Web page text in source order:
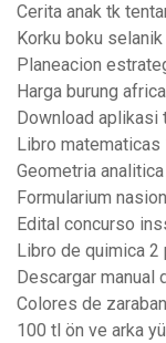
Cerita anak tk
Korku boku
Planeacion
Harga burung
Download aplikasi
Libro matematicas
Geometria
Formularium
Edital concurso
Libro de quimica
Descargar
Colores de
100 tl ön ve arka